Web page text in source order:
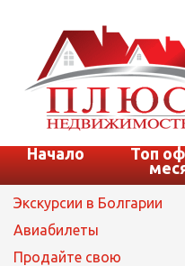
Начало
Топ
Экскурсии в Болгарии
Авиабилеты
Продайте свою